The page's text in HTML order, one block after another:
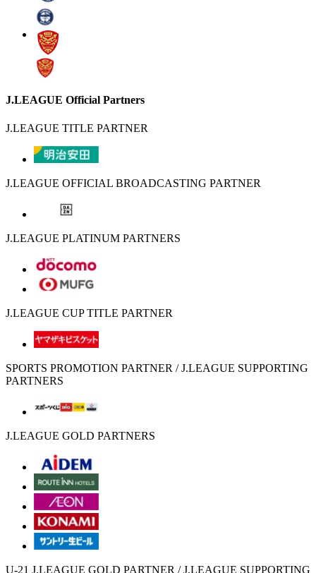
J.LEAGUE Official Partners
J.LEAGUE TITLE PARTNER
J.LEAGUE OFFICIAL BROADCASTING PARTNER
J.LEAGUE PLATINUM PARTNERS
J.LEAGUE CUP TITLE PARTNER
SPORTS PROMOTION PARTNER / J.LEAGUE SUPPORTING
PARTNERS
J.LEAGUE GOLD PARTNERS
U-21 J.LEAGUE GOLD PARTNER / J.LEAGUE SUPPORTING